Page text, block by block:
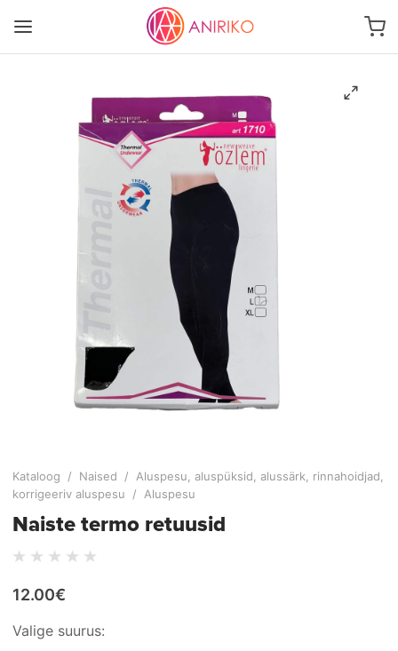
Kataloog / Naised /
Aluspesu, aluspüksid, alussärk, rinnahoidjad,
korrigeeriv aluspesu
/ Aluspesu
Naiste termo retuusid
12.00€
Valige suurus: